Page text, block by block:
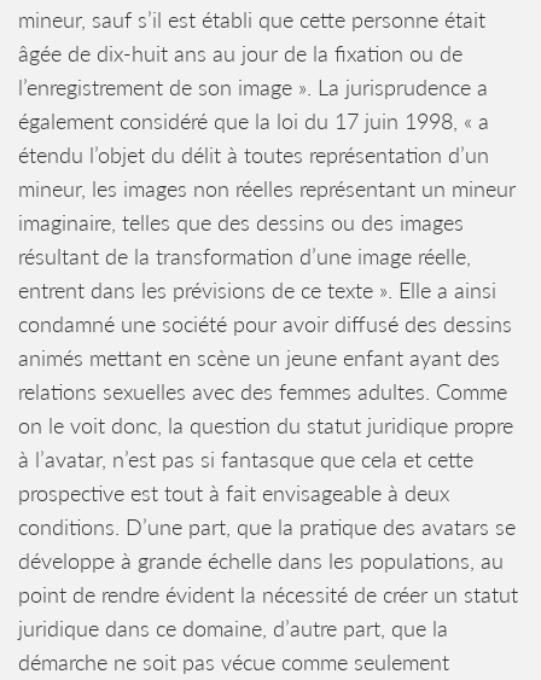
mineur, sauf s’il est établi que cette personne était
âgée de dix-huit ans au jour de la fixation ou de
l’enregistrement de son image ». La jurisprudence a
également considéré que la loi du 17 juin 1998, « a
étendu l’objet du délit à toutes représentation d’un
mineur, les images non réelles représentant un mineur
imaginaire, telles que des dessins ou des images
résultant de la transformation d’une image réelle,
entrent dans les prévisions de ce texte ». Elle a ainsi
condamné une société pour avoir diffusé des dessins
animés mettant en scène un jeune enfant ayant des
relations sexuelles avec des femmes adultes. Comme
on le voit donc, la question du statut juridique propre
à l’avatar, n’est pas si fantasque que cela et cette
prospective est tout à fait envisageable à deux
conditions. D’une part, que la pratique des avatars se
développe à grande échelle dans les populations, au
point de rendre évident la nécessité de créer un statut
juridique dans ce domaine, d’autre part, que la
démarche ne soit pas vécue comme seulement